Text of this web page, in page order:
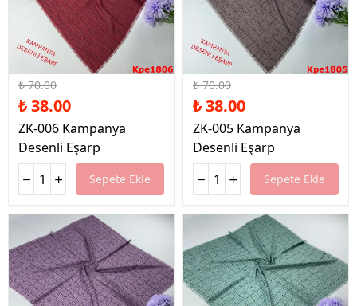
%46 İndirim
₺ 70.00
₺ 38.00
ZK-006 Kampanya
Desenli Eşarp
Sepete Ekle
%46 İndirim
₺ 70.00
₺ 38.00
ZK-005 Kampanya
Desenli Eşarp
Sepete Ekle